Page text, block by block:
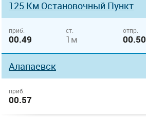
125 Км Остановочный Пункт
приб.
00.49
ст.
1м
отпр.
00.50
Алапаевск
приб.
00.57